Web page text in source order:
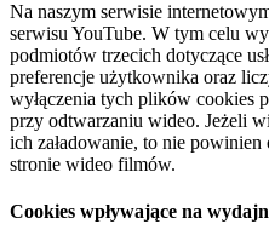
Na naszym serwisie
serwisu YouTube. W tym celu
podmiotów trzecich dotyczące
preferencje użytkownika oraz
wyłączenia tych plików cookies
przy odtwarzaniu wideo. Jeżeli
ich załadowanie, to nie
stronie wideo filmów.
Cookies wpływające na